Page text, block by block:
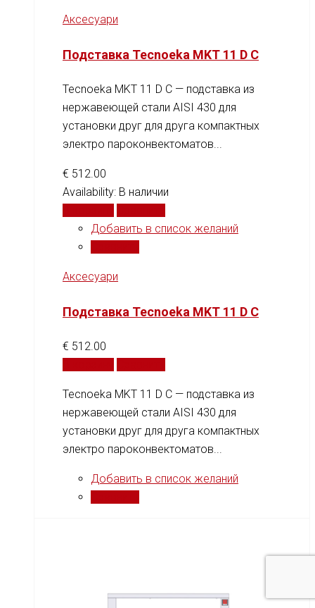
Аксесуари
Подставка Tecnoeka MKT 11 D C
Tecnoeka MKT 11 D C — подставка из
нержавеющей стали AISI 430 для
установки друг для друга компактных
электро пароконвектоматов...
€ 512.00
Availability: В наличии
Добавить в список желаний
Аксесуари
Подставка Tecnoeka MKT 11 D C
€ 512.00
Tecnoeka MKT 11 D C — подставка из
нержавеющей стали AISI 430 для
установки друг для друга компактных
электро пароконвектоматов...
Добавить в список желаний